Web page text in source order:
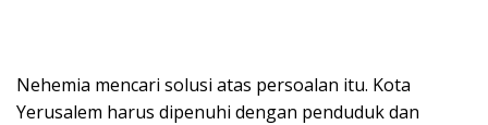
Nehemia mencari solusi atas persoalan itu. Kota
Yerusalem harus dipenuhi dengan penduduk dan